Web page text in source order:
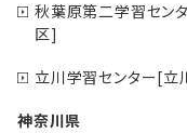
秋葉原第二学習セン
区]
立川学習センター[立
神奈川県